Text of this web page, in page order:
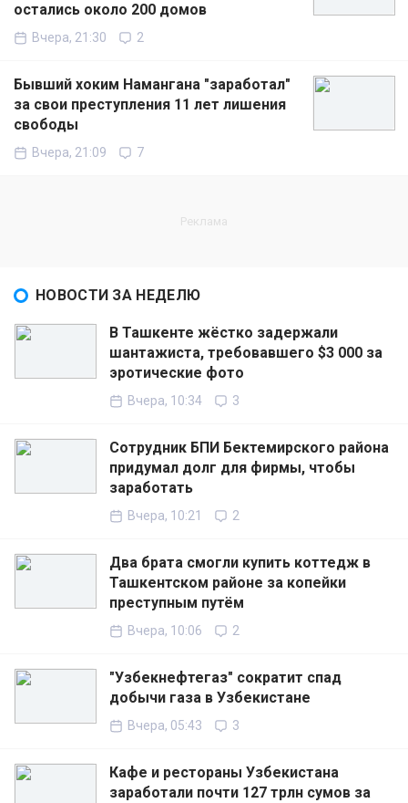
остались около 200 домов
Вчера, 21:30 2
Бывший хоким Намангана "заработал"
за свои преступления 11 лет лишения
свободы
Вчера, 21:09 7
НОВОСТИ ЗА НЕДЕЛЮ
В Ташкенте жёстко задержали
шантажиста, требовавшего $3 000 за
эротические фото
Вчера, 10:34 3
Сотрудник БПИ Бектемирского района
придумал долг для фирмы, чтобы
заработать
Вчера, 10:21 2
Два брата смогли купить коттедж в
Ташкентском районе за копейки
преступным путём
Вчера, 10:06 2
"Узбекнефтегаз" сократит спад
добычи газа в Узбекистане
Вчера, 05:43 3
Кафе и рестораны Узбекистана
заработали почти 127 трлн сумов за